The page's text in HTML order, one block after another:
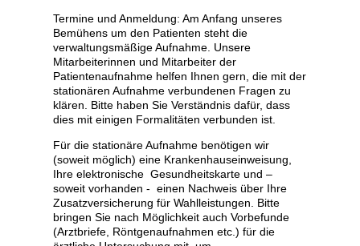
Termine und Anmeldung: Am Anfang unseres
Bemühens um den Patienten steht die
verwaltungsmäßige Aufnahme. Unsere
Mitarbeiterinnen und Mitarbeiter der
Patientenaufnahme helfen Ihnen gern, die mit der
stationären Aufnahme verbundenen Fragen zu
klären. Bitte haben Sie Verständnis dafür, dass
dies mit einigen Formalitäten verbunden ist.
Für die stationäre Aufnahme benötigen wir
(soweit möglich) eine Krankenhauseinweisung,
Ihre elektronische Gesundheitskarte und –
soweit vorhanden - einen Nachweis über Ihre
Zusatzversicherung für Wahlleistungen. Bitte
bringen Sie nach Möglichkeit auch Vorbefunde
(Arztbriefe, Röntgenaufnahmen etc.) für die